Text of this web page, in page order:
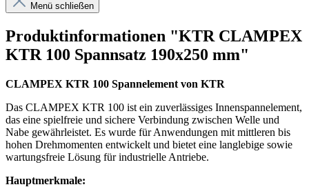
Menü schließen
Produktinformationen "KTR CLAMPEX
KTR 100 Spannsatz 190x250 mm"
CLAMPEX KTR 100 Spannelement von KTR
Das CLAMPEX KTR 100 ist ein zuverlässiges Innenspannelement,
das eine spielfreie und sichere Verbindung zwischen Welle und
Nabe gewährleistet. Es wurde für Anwendungen mit mittleren bis
hohen Drehmomenten entwickelt und bietet eine langlebige sowie
wartungsfreie Lösung für industrielle Antriebe.
Hauptmerkmale: